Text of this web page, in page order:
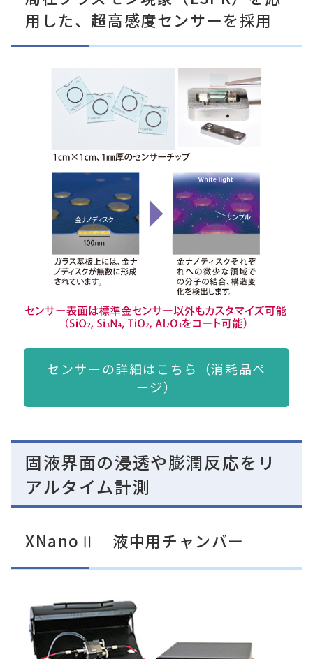
用した、超高感度センサーを採用
センサーの詳細はこちら（消耗品ペ
ージ）
固液界面の浸透や膨潤反応をリ
アルタイム計測
XNanoⅡ 液中用チャンバー